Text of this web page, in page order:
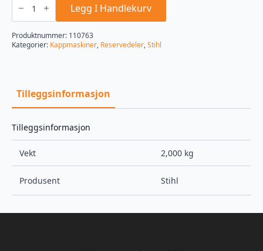
TS
4pk998lb
antall
Legg I Handlekurv
Produktnummer: 110763
Kategorier: Kappmaskiner, Reservedeler,Stihl
Tilleggsinformasjon
Tilleggsinformasjon
Vekt 2,000 kg
Produsent Stihl